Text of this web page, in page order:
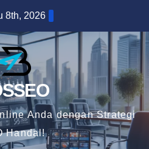
8th, 2026
Anda dengan Strategi
Handal!